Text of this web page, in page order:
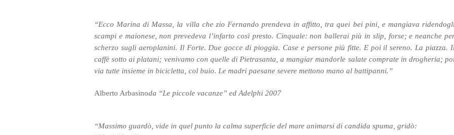
“Ecco Marina di Massa, la villa che zio Fernando prendeva in affitto, tra quei bei pini, e mangiava
scampi e maionese, non prevedeva l’infarto così presto. Cinquale: non ballerai più in slip, forse; e neanche
scherzo sugli aeroplanini. Il Forte. Due gocce di pioggia. Case e persone più fitte. E poi il sereno. La piazza.
caffè sotto ai platani; venivamo con quelle di Pietrasanta, a mangiar mandorle salate comprate in drogheria;
via tutte insieme in bicicletta, col buio. Le madri paesane severe mettono mano al battipanni.”
Alberto Arbasinoda “Le piccole vacanze” ed Adelphi 2007
“Massimo guardò, vide in quel punto la calma superficie del mare animarsi di candida spuma, gridò: